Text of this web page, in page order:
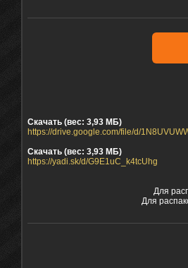
Скачать (вес: 3,93 МБ)
https://drive.google.com/file/d/
Скачать (вес: 3,93 МБ)
https://yadi.sk/d/G9E1uC_k4tcUhg
Для
Для